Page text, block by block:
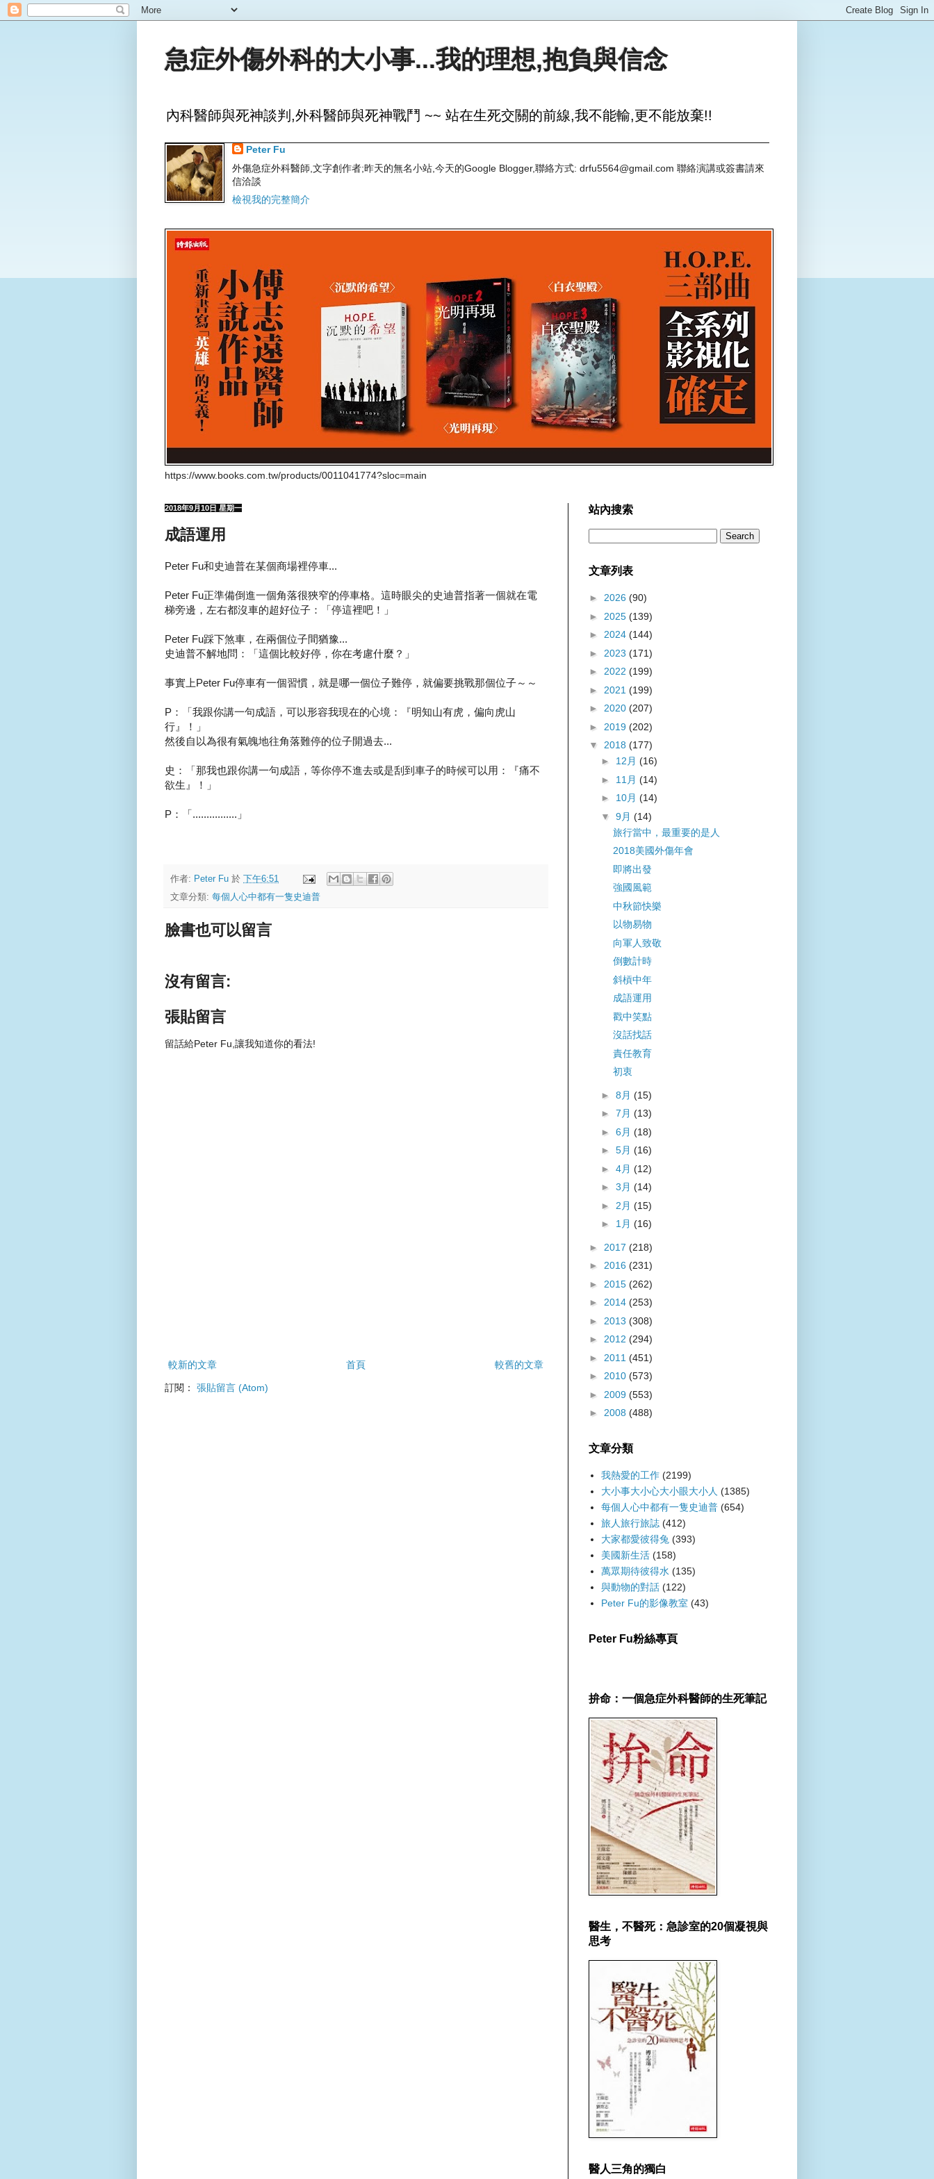
急症外傷外科的大小事...我的理想,抱負與信念
內科醫師與死神談判,外科醫師與死神戰鬥 ~~ 站在生死交關的前線,我不能輸,更不能放棄!!
Peter Fu
外傷急症外科醫師,文字創作者;昨天的無名小站,今天的Google Blogger,聯絡方式: drfu5564@gmail.com 聯絡演講或簽書請來
信洽談
檢視我的完整簡介
https://www.books.com.tw/products/0011041774?sloc=main
2018年9月10日 星期一
成語運用
Peter Fu和史迪普在某個商場裡停車...
Peter Fu正準備倒進一個角落很狹窄的停車格。這時眼尖的史迪普指著一個就在電
梯旁邊，左右都沒車的超好位子：「停這裡吧！」
Peter Fu踩下煞車，在兩個位子間猶豫...
史迪普不解地問：「這個比較好停，你在考慮什麼？」
事實上Peter Fu停車有一個習慣，就是哪一個位子難停，就偏要挑戰那個位子～～
P：「我跟你講一句成語，可以形容我現在的心境：『明知山有虎，偏向虎山
行』！」
然後自以為很有氣魄地往角落難停的位子開過去...
史：「那我也跟你講一句成語，等你停不進去或是刮到車子的時候可以用：『痛不
欲生』！」
P：「................」
作者: Peter Fu 於 下午6:51
文章分類: 每個人心中都有一隻史迪普
臉書也可以留言
沒有留言:
張貼留言
留話給Peter Fu,讓我知道你的看法!
較新的文章 較舊的文章
首頁
訂閱： 張貼留言 (Atom)
站內搜索
文章列表
► 2026 (90)
► 2025 (139)
► 2024 (144)
► 2023 (171)
► 2022 (199)
► 2021 (199)
► 2020 (207)
► 2019 (202)
▼ 2018 (177)
► 12月 (16)
► 11月 (14)
► 10月 (14)
▼ 9月 (14)
旅行當中，最重要的是人
2018美國外傷年會
即將出發
強國風範
中秋節快樂
以物易物
向軍人致敬
倒數計時
斜槓中年
成語運用
戳中笑點
沒話找話
責任教育
初衷
► 8月 (15)
► 7月 (13)
► 6月 (18)
► 5月 (16)
► 4月 (12)
► 3月 (14)
► 2月 (15)
► 1月 (16)
► 2017 (218)
► 2016 (231)
► 2015 (262)
► 2014 (253)
► 2013 (308)
► 2012 (294)
► 2011 (451)
► 2010 (573)
► 2009 (553)
► 2008 (488)
文章分類
我熱愛的工作 (2199)
大小事大小心大小眼大小人 (1385)
每個人心中都有一隻史迪普 (654)
旅人旅行旅誌 (412)
大家都愛彼得兔 (393)
美國新生活 (158)
萬眾期待彼得水 (135)
與動物的對話 (122)
Peter Fu的影像教室 (43)
Peter Fu粉絲專頁
拚命：一個急症外科醫師的生死筆記
醫生，不醫死：急診室的20個凝視與
思考
醫人三角的獨白